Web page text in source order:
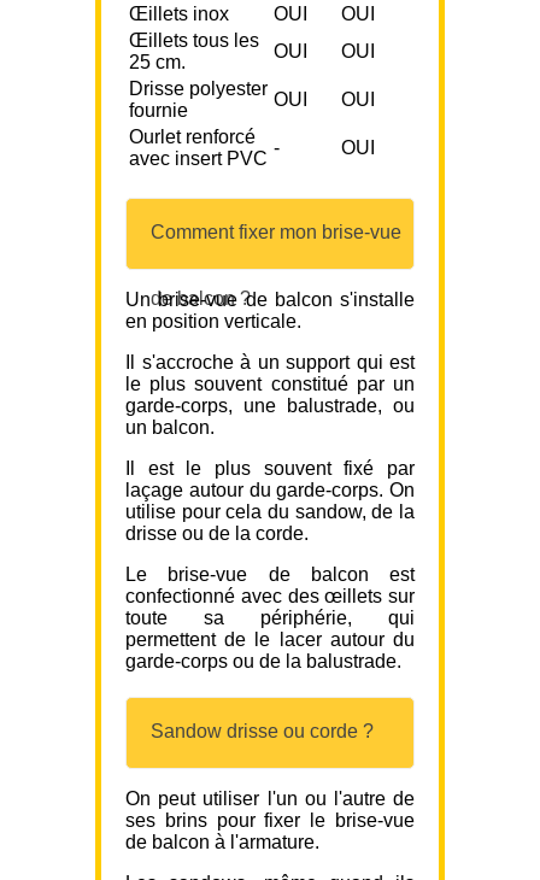
Œillets inox
OUI
OUI
Œillets tous les
25 cm.
OUI
OUI
Drisse polyester
fournie
OUI
OUI
Ourlet renforcé
avec insert PVC
- OUI
Comment fixer mon brise-vue
de balcon ?
Un brise-vue de balcon s'installe
en position verticale.
Il s'accroche à un support qui est
le plus souvent constitué par un
garde-corps, une balustrade, ou
un balcon.
Il est le plus souvent fixé par
laçage autour du garde-corps. On
utilise pour cela du sandow, de la
drisse ou de la corde.
Le brise-vue de balcon est
confectionné avec des œillets sur
toute sa périphérie, qui
permettent de le lacer autour du
garde-corps ou de la balustrade.
Sandow drisse ou corde ?
On peut utiliser l'un ou l'autre de
ses brins pour fixer le brise-vue
de balcon à l'armature.